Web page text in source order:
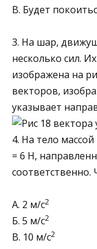
В. Будет
3. На шар,
несколько сил.
изображена на
векторов,
указывает
4. На тело
= 6 Н,
соответственно.
А. 2 м/с2
Б. 5 м/с2
В. 10 м/с2